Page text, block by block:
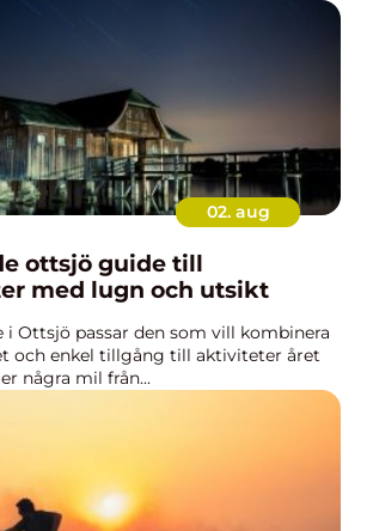
02. aug
guide till
med lugn och utsikt
i Ottsjö passar den som vill kombinera
och enkel tillgång till aktiviteter året
några mil från...